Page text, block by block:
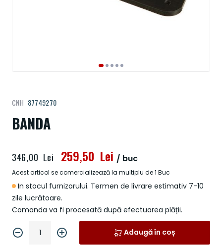
BANDA
CNH 87749270
In stocul furnizorului. Termen de livrare estimativ 7-10
zile lucrătoare.
Comanda va fi procesată după efectuarea plății.
259,50 Lei
346,00 Lei / buc
Acest articol se comercializează la multiplu de 1 Buc
Adaugă în coș
la
începutul
galeriei
imagini